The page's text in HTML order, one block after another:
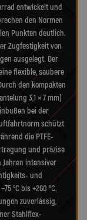
entwickelt und
den Normen
Punkten deutlich.
Zugfestigkeit von
ausgelegt. Der
flexible, saubere
den kompakten
3,1 × 7 mm)
bei der
schützt
die PTFE-
und präzise
intensiver
und
°C bis +260 °C.
zuverlässig,
Stahlflex-